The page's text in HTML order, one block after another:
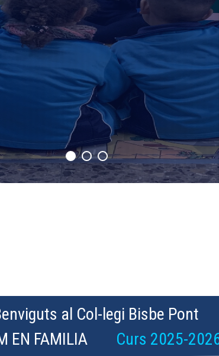
al Col-legi Bisbe Pont
EN FAMILIA Curs 2025-